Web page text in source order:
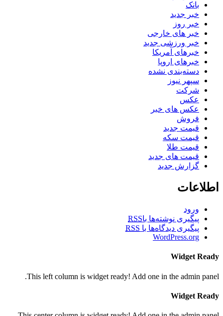
بانک
خبر جدید
خبر روز
خبر های خارجی
خبر ورزشی جدید
خبرهای آمریکا
خبرهای اروپا
دسته‌بندی نشده
سپهر نیوز
شرکت
عکس
عکس های خبر
فروش
قیمت جدید
قیمت سکه
قیمت طلا
قیمت های جدید
گزارش جدید
اطلاعات
ورود
پیگیری نوشته‌ها باRSS
پیگیری دیدگاه‌ها با RSS
WordPress.org
Widget Ready
This left column is widget ready! Add one in the admin panel.
Widget Ready